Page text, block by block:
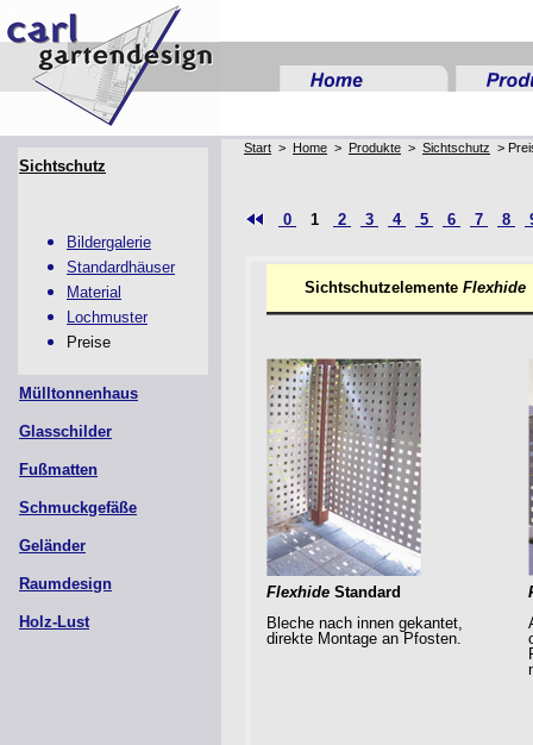
Sichtschutz
Bildergalerie
Standardhäuser
Material
Lochmuster
Preise
Mülltonnenhaus
Glasschilder
Fußmatten
Schmuckgefäße
Geländer
Raumdesign
Holz-Lust
Start > Home > Produkte > Sichtschutz >
0 1 2 3 4 5 6 7 8
Sichtschutzelemente Flexhide
Flexhide Standard
Bleche nach innen gekantet,
direkte Montage an Pfosten.